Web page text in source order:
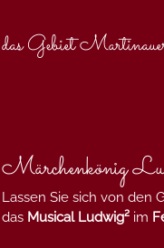
das Gebiet
Märchenkönig
Lassen Sie sich von den
das Musical Ludwig²im